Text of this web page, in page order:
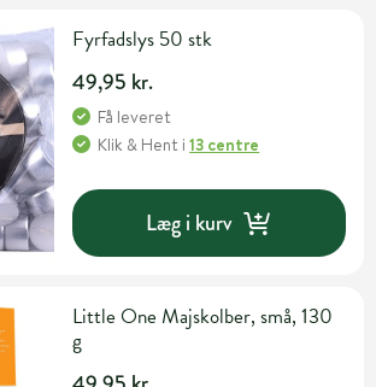
Fyrfadslys 50 stk
49,95 kr.
Få leveret
Klik & Hent i13 centre
Læg i kurv
Little One Majskolber, små, 130
g